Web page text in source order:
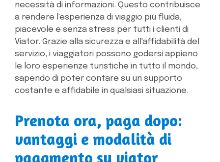
necessità di informazioni. Questo contribuisce
a rendere l'esperienza di viaggio più fluida,
piacevole e senza stress per tutti i clienti di
Viator. Grazie alla sicurezza e all'affidabilità del
servizio, i viaggiatori possono godersi appieno
le loro esperienze turistiche in tutto il mondo,
sapendo di poter contare su un supporto
costante e affidabile in qualsiasi situazione.
Prenota ora, paga dopo:
vantaggi e modalità di
pagamento su viator